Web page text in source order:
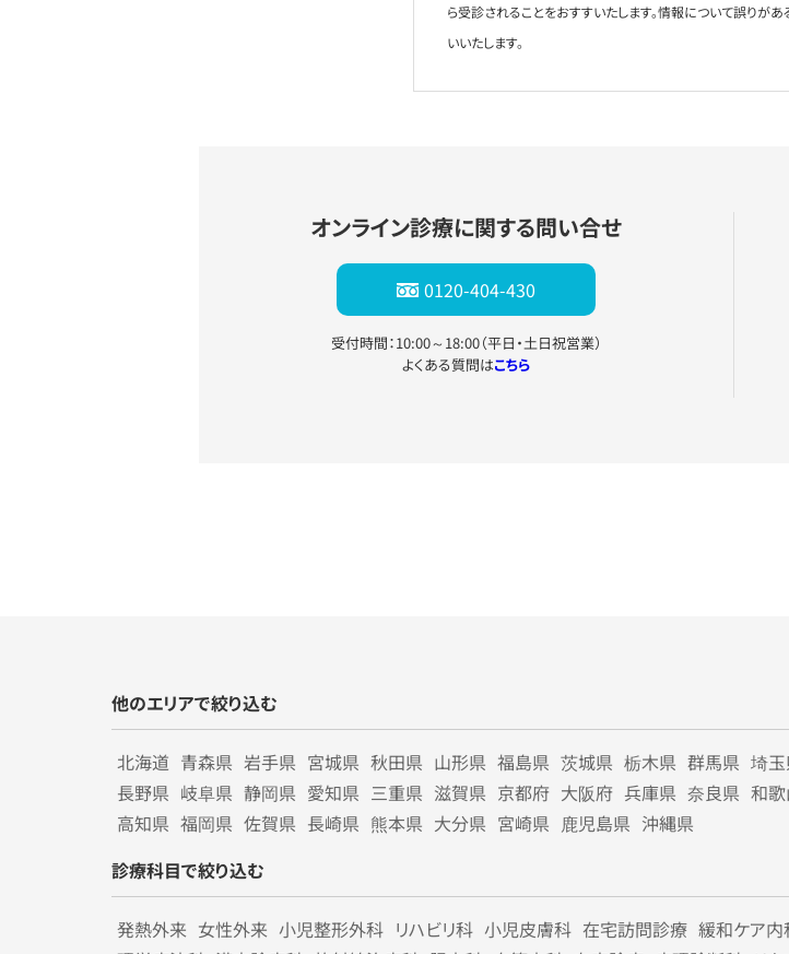
ら受診されることをおすすいたします。情報について誤りが
いいたします。
オンライン診療に関する問い合せ
0120-404-430
受付時間：10:00～18:00（平日・土日祝営業）
よくある質問はこちら
他のエリアで絞り込む
北海道 青森県 岩手県 宮城県 秋田県 山形県 福島県 茨城県 栃木県 群馬県 埼
長野県 岐阜県 静岡県 愛知県 三重県 滋賀県 京都府 大阪府 兵庫県 奈良県 和
高知県 福岡県 佐賀県 長崎県 熊本県 大分県 宮崎県 鹿児島県 沖縄県
診療科目で絞り込む
発熱外来 女性外来 小児整形外科 リハビリ科 小児皮膚科 在宅訪問診療 緩和ケア内